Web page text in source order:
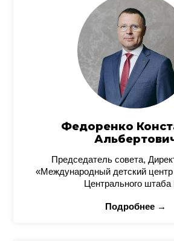
Федоренко
Председатель совета,
«Международный детский
Центрального
Подробнее →